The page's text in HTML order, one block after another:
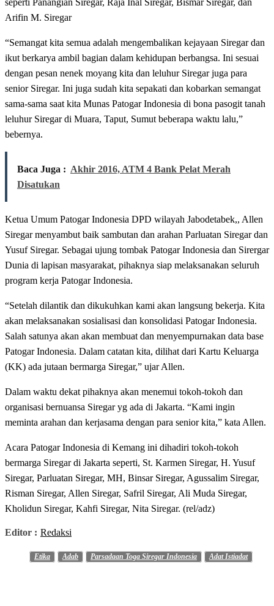
seperti Panangian Siregar, Raja Inal Siregar, Bismar Siregar, dan
Arifin M. Siregar
“Semangat kita semua adalah mengembalikan kejayaan Siregar dan
ikut berkarya ambil bagian dalam kehidupan berbangsa. Ini sesuai
dengan pesan nenek moyang kita dan leluhur Siregar juga para
senior Siregar. Ini juga sudah kita sepakati dan kobarkan semangat
sama-sama saat kita Munas Patogar Indonesia di bona pasogit tanah
leluhur Siregar di Muara, Taput, Sumut beberapa waktu lalu,”
bebernya.
Baca Juga : Akhir 2016, ATM 4 Bank Pelat Merah
Disatukan
Ketua Umum Patogar Indonesia DPD wilayah Jabodetabek,, Allen
Siregar menyambut baik sambutan dan arahan Parluatan Siregar dan
Yusuf Siregar. Sebagai ujung tombak Patogar Indonesia dan Sirergar
Dunia di lapisan masyarakat, pihaknya siap melaksanakan seluruh
program kerja Patogar Indonesia.
“Setelah dilantik dan dikukuhkan kami akan langsung bekerja. Kita
akan melaksanakan sosialisasi dan konsolidasi Patogar Indonesia.
Salah satunya akan akan membuat dan menyempurnakan data base
Patogar Indonesia. Dalam catatan kita, dilihat dari Kartu Keluarga
(KK) ada jutaan bermarga Siregar,” ujar Allen.
Dalam waktu dekat pihaknya akan menemui tokoh-tokoh dan
organisasi bernuansa Siregar yg ada di Jakarta. “Kami ingin
meminta arahan dan kerjasama dengan para senior kita,” kata Allen.
Acara Patogar Indonesia di Kemang ini dihadiri tokoh-tokoh
bermarga Siregar di Jakarta seperti, St. Karmen Siregar, H. Yusuf
Siregar, Parluatan Siregar, MH, Binsar Siregar, Agussalim Siregar,
Risman Siregar, Allen Siregar, Safril Siregar, Ali Muda Siregar,
Kholidun Siregar, Kahfi Siregar, Nita Siregar. (rel/adz)
Editor : Redaksi
Etika Adab Parsadaan Toga Siregar Indonesia Adat Istiadat